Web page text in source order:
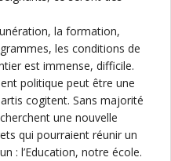
la formation,
les conditions de
est immense, difficile.
politique peut être une
cogitent. Sans majorité
une nouvelle
qui pourraient réunir un
: l’Education, notre école.